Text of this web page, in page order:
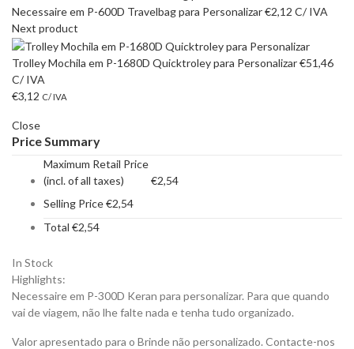
Necessaire em P-600D Travelbag para Personalizar€2,12 C/ IVA
Next product
Trolley Mochila em P-1680D Quicktroley para Personalizar€51,46
C/ IVA
€3,12 C/ IVA
Close
Price Summary
Maximum Retail Price
(incl. of all taxes)
€2,54
Selling Price€2,54
Total €2,54
In Stock
Highlights:
Necessaire em P-300D Keran para personalizar. Para que quando
vai de viagem, não lhe falte nada e tenha tudo organizado.
Valor apresentado para o Brinde não personalizado. Contacte-nos